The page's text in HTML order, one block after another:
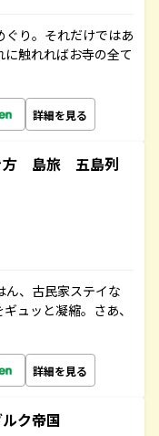
り。それだけではあ
触れればお寺の全て
詳細を見る
方 島旅 五島列
ん、古民家ステイな
ュッと凝縮。さあ、
詳細を見る
ク帝国